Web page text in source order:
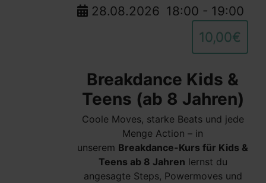
28.08.2026 18:00 - 19:00
10,00€
Breakdance Kids &
Teens (ab 8 Jahren)
Coole Moves, starke Beats und jede
Menge Action – in
unserem Breakdance-Kurs für Kids &
Teens ab 8 Jahren lernst du
angesagte Steps, Powermoves und